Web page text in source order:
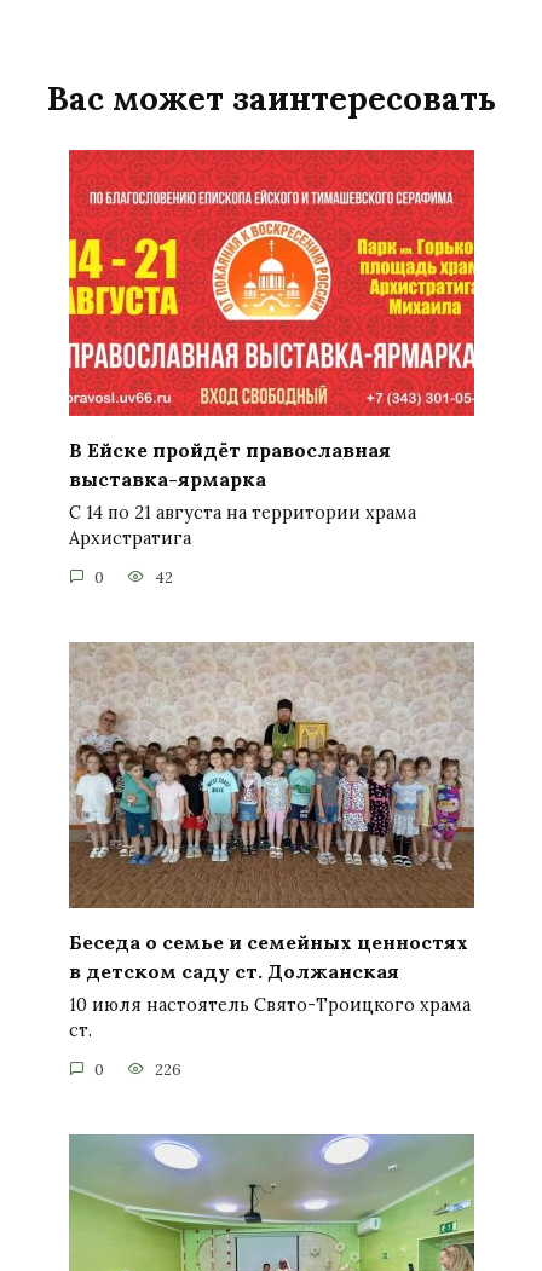
Вас может заинтересовать
В Ейске пройдёт православная
выставка-ярмарка
С 14 по 21 августа на территории храма
Архистратига
0 42
Беседа о семье и семейных ценностях
в детском саду ст. Должанская
10 июля настоятель Свято-Троицкого храма
ст.
0 226